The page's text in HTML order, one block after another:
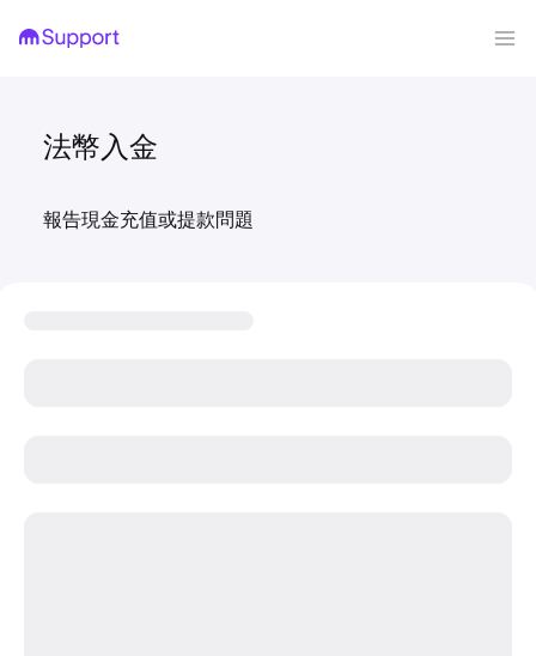
法幣入金
報告現金充值或提款問題